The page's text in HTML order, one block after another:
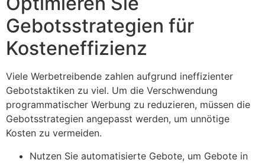
Gebotsstrategien für
Kosteneffizienz
Viele Werbetreibende zahlen aufgrund ineffizienter
Gebotstaktiken zu viel. Um die Verschwendung
programmatischer Werbung zu reduzieren, müssen die
Gebotsstrategien angepasst werden, um unnötige
Kosten zu vermeiden.
Nutzen Sie automatisierte Gebote, um Gebote in